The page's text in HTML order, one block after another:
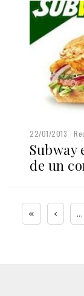
22/01/2013
de un
« ‹ ...